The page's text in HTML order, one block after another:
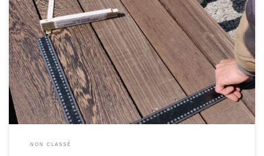
Vous l’avez sans doute aperçu lors d’une de vos visites dans nos locaux ?
Peut-être même vous a-t-il rendu visite à votre domicile lors d’un de nos
chantiers ? Bienvenue au sein de notre équipe à Didier PIEYNS ! Didier
est mis à notre disposition à mi-temps en tant […]
NON CLASSÉ